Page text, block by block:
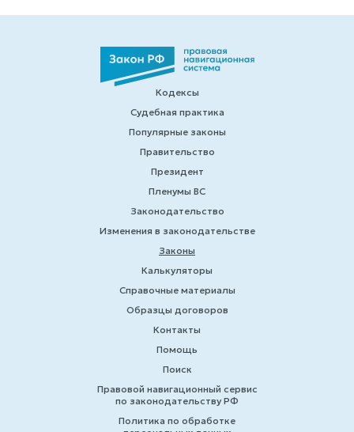
Кодексы
Судебная практика
Популярные законы
Правительство
Президент
Пленумы ВС
Законодательство
Изменения в законодательстве
Законы
Калькуляторы
Справочные материалы
Образцы договоров
Контакты
Помощь
Поиск
Правовой навигационный сервис
по законодательству РФ
Политика по обработке